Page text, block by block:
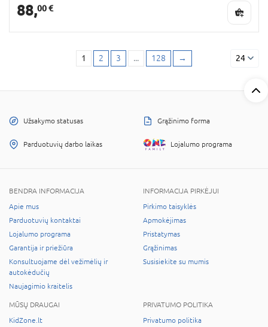
88,00 €
1 2 3 ... 128 → 24
Užsakymo statusas Grąžinimo forma
Parduotuvių darbo laikas Lojalumo programa
BENDRA INFORMACIJA
Apie mus
Parduotuvių kontaktai
Lojalumo programa
Garantija ir priežiūra
Konsultuojame dėl vežimėlių ir
autokėdučių
Naujagimio kraitelis
INFORMACIJA PIRKĖJUI
Pirkimo taisyklės
Apmokėjimas
Pristatymas
Grąžinimas
Susisiekite su mumis
MŪSŲ DRAUGAI
KidZone.lt
PRIVATUMO POLITIKA
Privatumo politika